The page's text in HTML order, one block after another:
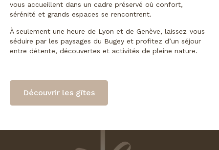
vous accueillent dans un cadre préservé où confort,
sérénité et grands espaces se rencontrent.
À seulement une heure de Lyon et de Genève, laissez-vous
séduire par les paysages du Bugey et profitez d’un séjour
entre détente, découvertes et activités de pleine nature.
Découvrir les gîtes